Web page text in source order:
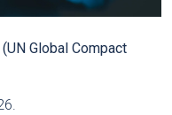
Global Compact